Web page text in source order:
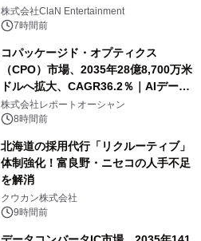
開催決定！！
株式会社ClaN Entertainment
7時間前
コパッケージド・オプティクス
（CPO）市場、2035年28億8,700万米
ドルへ拡大、CAGR36.2％｜AIデータ
センター・高速光通信需要が成長を加
速
株式会社レポートオーシャン
8時間前
北海道の採用代行「リクルーティブ」
体制強化！富良野・ニセコの人手不足
を解消
クウカン株式会社
9時間前